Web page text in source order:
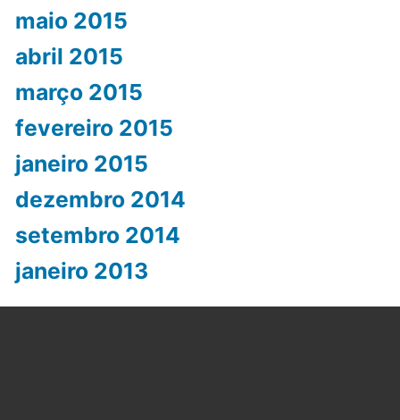
maio 2015
abril 2015
março 2015
fevereiro 2015
janeiro 2015
dezembro 2014
setembro 2014
janeiro 2013